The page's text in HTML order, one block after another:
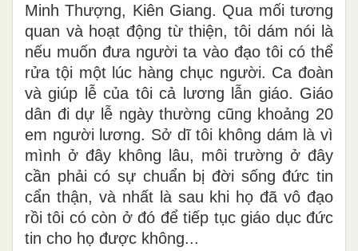
Minh Thượng, Kiên Giang. Qua mối tương
quan và hoạt động từ thiện, tôi dám nói là
nếu muốn đưa người ta vào đạo tôi có thể
rửa tội một lúc hàng chục người. Ca đoàn
và giúp lễ của tôi cả lương lẫn giáo. Giáo
dân đi dự lễ ngày thường cũng khoảng 20
em người lương. Sở dĩ tôi không dám là vì
mình ở đây không lâu, môi trường ở đây
cần phải có sự chuẩn bị đời sống đức tin
cẩn thận, và nhất là sau khi họ đã vô đạo
rồi tôi có còn ở đó để tiếp tục giáo dục đức
tin cho họ được không...